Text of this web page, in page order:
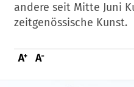
andere seit Mitte Juni
zeitgenössische Kunst.